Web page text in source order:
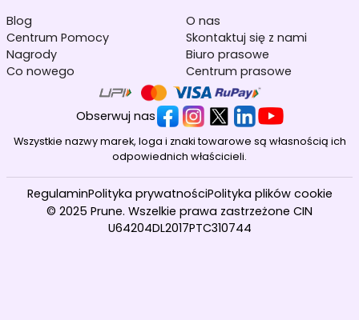
Blog
Centrum Pomocy
Nagrody
Co nowego
O nas
Skontaktuj się z nami
Biuro prasowe
Centrum prasowe
Obserwuj nas
Wszystkie nazwy marek, loga i znaki towarowe są własnością ich
odpowiednich właścicieli.
© 2025 Prune. Wszelkie prawa zastrzeżone CIN
U64204DL2017PTC310744
RegulaminPolityka prywatnościPolityka plików cookie